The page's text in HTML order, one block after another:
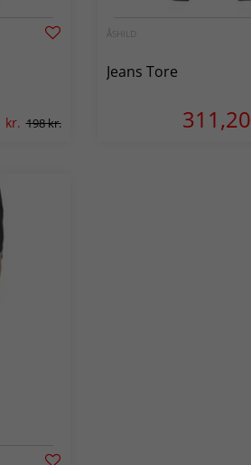
kr. 198 kr.
ÅSHILD
Jeans Tore
311,20